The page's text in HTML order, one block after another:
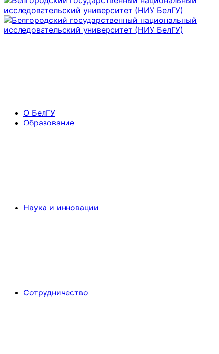
О БелГУ
Образование
Наука и инновации
Сотрудничество